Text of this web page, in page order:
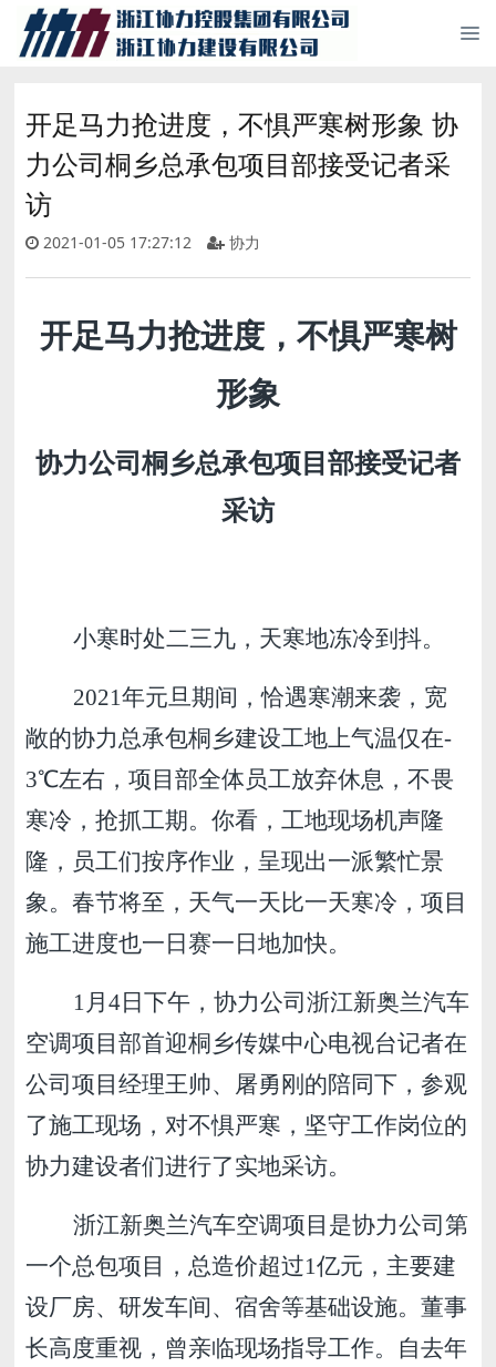
开足马力抢进度，不惧严寒树形象 协
力公司桐乡总承包项目部接受记者采
访
2021-01-05 17:27:12 协力
开足马力抢进度，不惧严寒树
形象
协力公司桐乡总承包项目部接受记者
采访
小寒时处二三九，天寒地冻冷到抖。
2021年元旦期间，恰遇寒潮来袭，宽
敞的协力总承包桐乡建设工地上气温仅在-
3℃左右，项目部全体员工放弃休息，不畏
寒冷，抢抓工期。你看，工地现场机声隆
隆，员工们按序作业，呈现出一派繁忙景
象。春节将至，天气一天比一天寒冷，项目
施工进度也一日赛一日地加快。
1月4日下午，协力公司浙江新奥兰汽车
空调项目部首迎桐乡传媒中心电视台记者在
公司项目经理王帅、屠勇刚的陪同下，参观
了施工现场，对不惧严寒，坚守工作岗位的
协力建设者们进行了实地采访。
浙江新奥兰汽车空调项目是协力公司第
一个总包项目，总造价超过1亿元，主要建
设厂房、研发车间、宿舍等基础设施。董事
长高度重视，曾亲临现场指导工作。自去年